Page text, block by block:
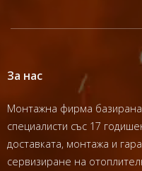
За нас
Монтажна фирма
специалисти със 17
доставката, монтажа и
сервизиране на